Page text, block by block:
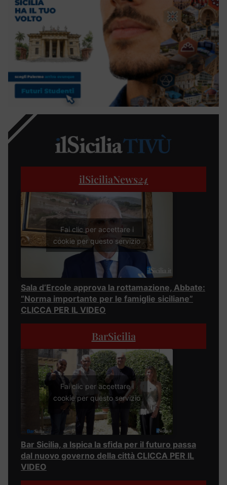
ilSiciliaNews24
Fai clic per accettare i
cookie per questo servizio
Sala d’Ercole approva la rottamazione, Abbate:
“Norma importante per le famiglie siciliane”
CLICCA PER IL VIDEO
BarSicilia
Fai clic per accettare i
cookie per questo servizio
Bar Sicilia, a Ispica la sfida per il futuro passa
dal nuovo governo della città CLICCA PER IL
VIDEO